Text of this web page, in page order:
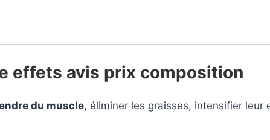
effets avis prix composition
du muscle, éliminer les graisses, intensifier